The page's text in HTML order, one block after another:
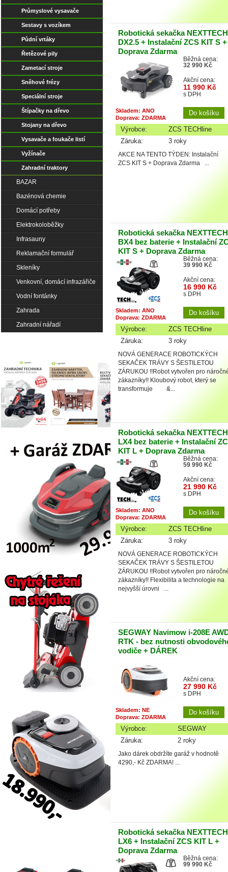
Průmyslové vysavače
Sestavy s vozíkem
Půdní vrtáky
Řetězové pily
Zametací stroje
Sněhové frézy
Speciální stroje
Štípačky na dřevo
Stojany na dřevo
Vysavače a foukače listí
Vyžínače
Zahradní traktory
BAZAR
Bazénová chemie
Domácí potřeby
Elektrokoloběžky
Infrasauny
Reklamační formulář
Skleníky
Venkovní, domácí infrazářiče
Vodní fontánky
Zahrada
Zahradní nářadí
Robotická sekačka NEXTTECH
DX2.5 + Instalační ZCS KIT S +
Doprava Zdarma
Běžná cena:
32 990 Kč
Akční cena:
11 990 Kč
s DPH
Skladem: ANO
Doprava: ZDARMA
Výrobce:
ZCS TECHline
Záruka:
3 roky
AKCE NA TENTO TÝDEN: Instalační
ZCS KIT S + Doprava Zdarma ...
Robotická sekačka NEXTTECH
BX4 bez baterie + Instalační
KIT S + Doprava Zdarma
Běžná cena:
39 990 Kč
Akční cena:
16 990 Kč
s DPH
Skladem: ANO
Doprava: ZDARMA
Výrobce:
ZCS TECHline
Záruka:
3 roky
NOVÁ GENERACE ROBOTICKÝCH
SEKAČEK TRÁVY S ŠESTILETOU
ZÁRUKOU !!Robot vytvořen pro
zákazníky!! Kloubový robot, který se
transformuje &...
Robotická sekačka NEXTTECH
LX4 bez baterie + Instalační
KIT L + Doprava Zdarma
Běžná cena:
59 990 Kč
Akční cena:
21 990 Kč
s DPH
Skladem: ANO
Doprava: ZDARMA
Výrobce:
ZCS TECHline
Záruka:
3 roky
NOVÁ GENERACE ROBOTICKÝCH
SEKAČEK TRÁVY S ŠESTILETOU
ZÁRUKOU !!Robot vytvořen pro
zákazníky!! Flexibilita a technologie na
nejvyšší úrovni ...
SEGWAY Navimow i-208E
RTK - bez nutnosti
vodiče + DÁREK
Akční cena:
27 990 Kč
s DPH
Skladem: NE
Doprava: ZDARMA
Výrobce:
SEGWAY
Záruka:
2 roky
Jako dárek obdržíte garáž v hodnotě
4290,- Kč ZDARMA! ...
Robotická sekačka NEXTTECH
LX6 + Instalační ZCS KIT L +
Doprava Zdarma
Běžná cena:
99 990 Kč